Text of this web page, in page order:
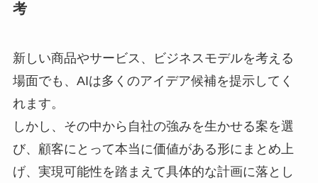
考
新しい商品やサービス、ビジネスモデルを考える
場面でも、AIは多くのアイデア候補を提示してく
れます。
しかし、その中から自社の強みを生かせる案を選
び、顧客にとって本当に価値がある形にまとめ上
げ、実現可能性を踏まえて具体的な計画に落とし